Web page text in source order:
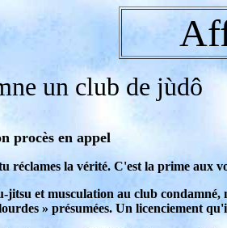
un club de jùdô
procès en appel
réclames la vérité. C'est la prime aux
et musculation au club
» présumées. Un licenciement